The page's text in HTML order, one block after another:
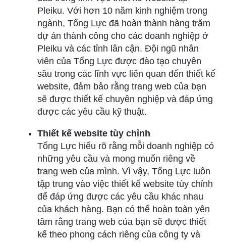
Pleiku. Với hơn 10 năm kinh nghiệm trong
ngành, Tổng Lực đã hoàn thành hàng trăm
dự án thành công cho các doanh nghiệp ở
Pleiku và các tỉnh lân cận. Đội ngũ nhân
viên của Tổng Lực được đào tạo chuyên
sâu trong các lĩnh vực liên quan đến thiết kế
website, đảm bảo rằng trang web của bạn
sẽ được thiết kế chuyên nghiệp và đáp ứng
được các yêu cầu kỹ thuật.
Thiết kế website tùy chỉnh
Tổng Lực hiểu rõ rằng mỗi doanh nghiệp có
những yêu cầu và mong muốn riêng về
trang web của mình. Vì vậy, Tổng Lực luôn
tập trung vào việc thiết kế website tùy chỉnh
để đáp ứng được các yêu cầu khác nhau
của khách hàng. Bạn có thể hoàn toàn yên
tâm rằng trang web của bạn sẽ được thiết
kế theo phong cách riêng của công ty và